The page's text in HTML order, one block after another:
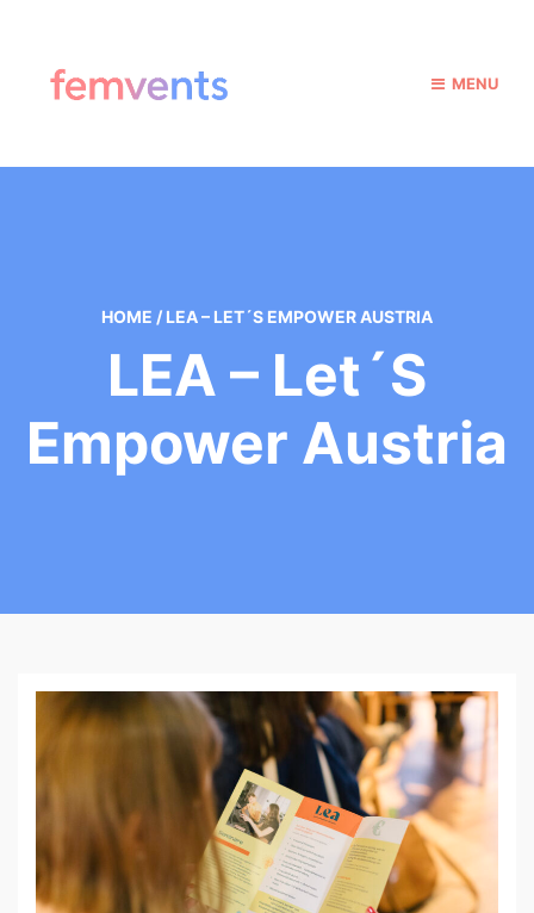
MENU
HOME / LEA – LET´S EMPOWER AUSTRIA
LEA – Let´s
Empower Austria